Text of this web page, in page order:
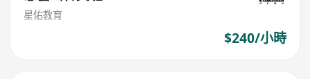
星佑教育
$240/小時